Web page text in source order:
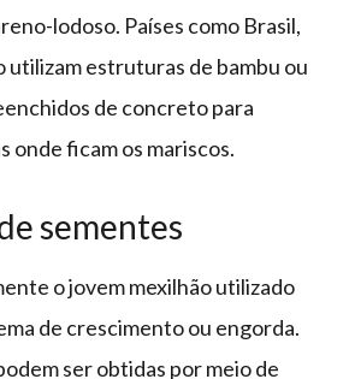
lodoso. Países como Brasil,
utilizam estruturas de bambu ou
de concreto para
onde ficam os mariscos.
sementes
o jovem mexilhão utilizado
de crescimento ou engorda.
ser obtidas por meio de